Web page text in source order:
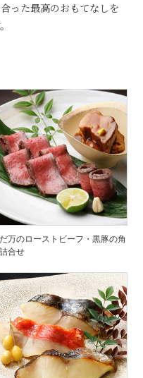
った最高のおもてなしを
万のローストビーフ・黒豚の角
合せ